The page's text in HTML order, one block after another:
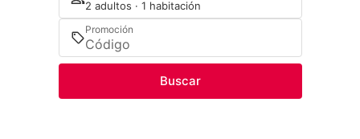
2 adultos · 1 habitación
Promoción
Buscar